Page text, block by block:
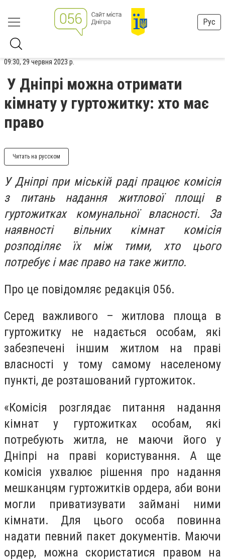
Рус
09:30, 29 червня 2023 р.
У Дніпрі можна отримати
кімнату у гуртожитку: хто має
право
Читать на русском
У Дніпрі при міській раді працює комісія
з питань надання житлової площі в
гуртожитках комунальної власності. За
наявності вільних кімнат комісія
розподіляє їх між тими, хто цього
потребує і має право на таке житло.
Про це повідомляє редакція 056.
Серед важливого – житлова площа в
гуртожитку не надається особам, які
забезпечені іншим житлом на праві
власності у тому самому населеному
пункті, де розташований гуртожиток.
«Комісія розглядає питання надання
кімнат у гуртожитках особам, які
потребують житла, не маючи його у
Дніпрі на праві користування. А ще
комісія ухвалює рішення про надання
мешканцям гуртожитків ордера, аби вони
могли приватизувати займані ними
кімнати. Для цього особа повинна
надати певний пакет документів. Маючи
ордер, можна скористатися правом на